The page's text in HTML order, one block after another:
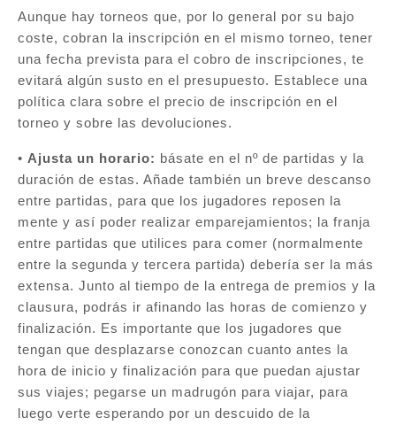
Aunque hay torneos que, por lo general por su bajo
coste, cobran la inscripción en el mismo torneo, tener
una fecha prevista para el cobro de inscripciones, te
evitará algún susto en el presupuesto. Establece una
política clara sobre el precio de inscripción en el
torneo y sobre las devoluciones.
• Ajusta un horario: básate en el nº de partidas y la
duración de estas. Añade también un breve descanso
entre partidas, para que los jugadores reposen la
mente y así poder realizar emparejamientos; la franja
entre partidas que utilices para comer (normalmente
entre la segunda y tercera partida) debería ser la más
extensa. Junto al tiempo de la entrega de premios y la
clausura, podrás ir afinando las horas de comienzo y
finalización. Es importante que los jugadores que
tengan que desplazarse conozcan cuanto antes la
hora de inicio y finalización para que puedan ajustar
sus viajes; pegarse un madrugón para viajar, para
luego verte esperando por un descuido de la